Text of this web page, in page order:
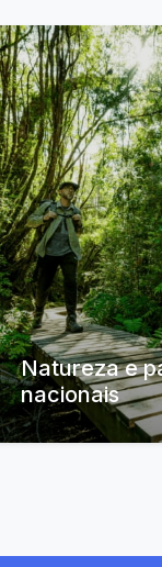
Natureza e
nacionais